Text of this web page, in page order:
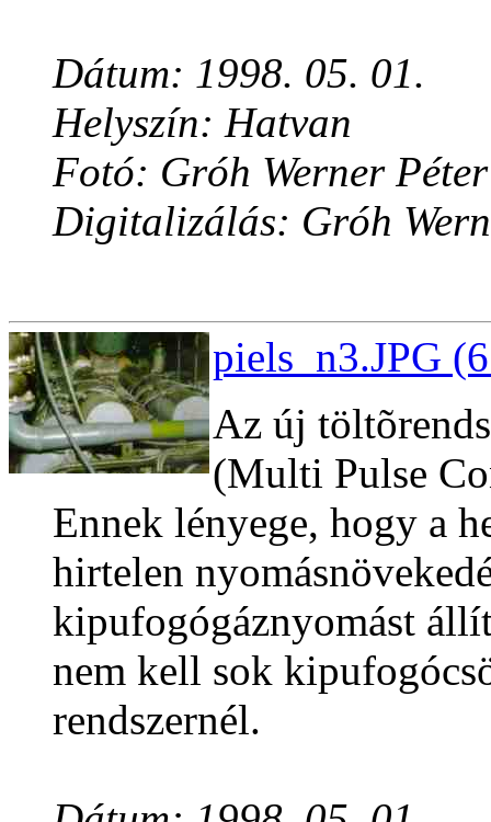
Dátum: 1998. 05. 01.
Helyszín: Hatvan
Fotó: Gróh Werner Péter
Digitalizálás: Gróh
piels_n3.JPG
Az új
(Multi Pulse
Ennek lényege, hogy a
hirtelen
kipufogógáznyomást
nem kell sok
rendszernél.